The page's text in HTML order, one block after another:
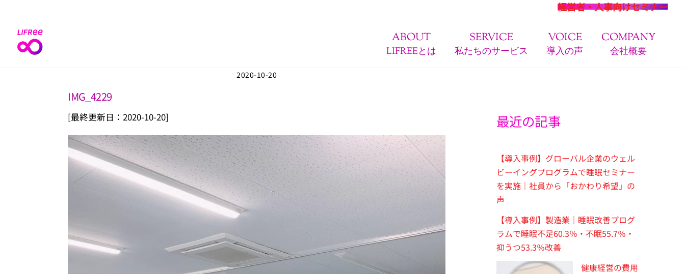
content
経営者・人事向けセミナー
ABOUT
LIFREEとは
SERVICE
私たちのサービス
VOICE
導入の声
COMPANY
会社概要
2020-10-20
IMG_4229
[最終更新日：2020-10-20] 最近の記事
【導入事例】グローバル企業のウェル
ビーイングプログラムで睡眠セミナー
を実施｜社員から「おかわり希望」の
声
【導入事例】製造業｜睡眠改善プログ
ラムで睡眠不足60.3％・不眠55.7％・
抑うつ53.3％改善
健康経営の費用